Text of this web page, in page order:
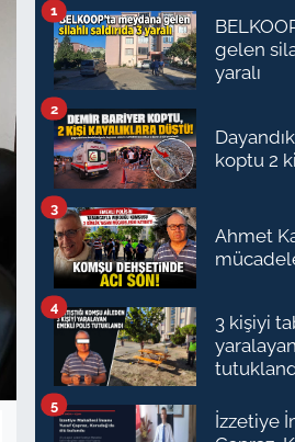
gelen
yaralı
1
koptu 2
2
Ahmet
3
3 kişiyi
4
İzzetiye
5